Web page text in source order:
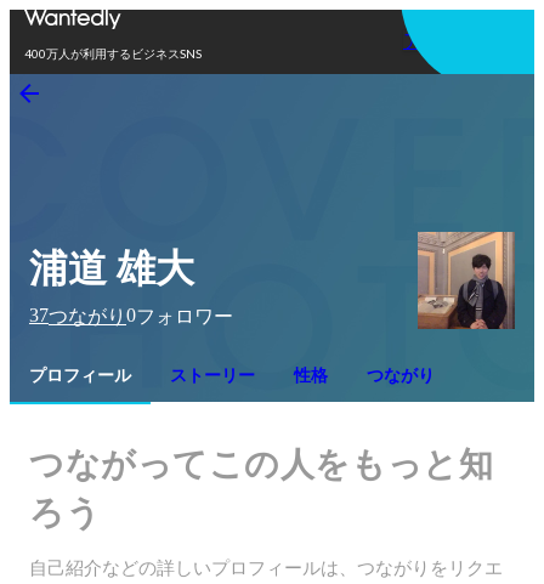
400万人が利用するビジネスSNS
アプリを使う
浦道 雄大
37つながり 0フォロワー
プロフィール ストーリー 性格 つながり
つながってこの人をもっと知
ろう
自己紹介などの詳しいプロフィールは、つながりをリクエ